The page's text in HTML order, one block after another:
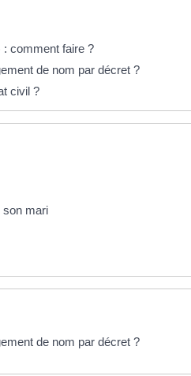
: comment faire ?
de nom par décret ?
civil ?
son mari
de nom par décret ?